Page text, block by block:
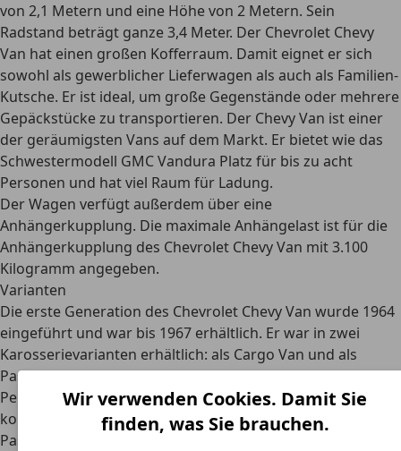
von 2,1 Metern und eine Höhe von 2 Metern. Sein
Radstand beträgt ganze 3,4 Meter. Der Chevrolet Chevy
Van hat einen großen Kofferraum. Damit eignet er sich
sowohl als gewerblicher Lieferwagen als auch als Familien-
Kutsche. Er ist ideal, um große Gegenstände oder mehrere
Gepäckstücke zu transportieren. Der Chevy Van ist einer
der geräumigsten Vans auf dem Markt. Er bietet wie das
Schwestermodell GMC Vandura Platz für bis zu acht
Personen und hat viel Raum für Ladung.
Der Wagen verfügt außerdem über eine
Anhängerkupplung. Die maximale Anhängelast ist für die
Anhängerkupplung des Chevrolet Chevy Van mit 3.100
Kilogramm angegeben.
Varianten
Die erste Generation des Chevrolet Chevy Van wurde 1964
eingeführt und war bis 1967 erhältlich. Er war in zwei
Karosserievarianten erhältlich: als Cargo Van und als
Passenger Van. Der Cargo Van bot Platz für bis zu drei
Personen und ist, wie der Name verrät, als Lieferwagen
konzipiert. Platz für bis zu acht Passagiere bot der
Passenger Van. Beide Versionen waren mit einem
Wir verwenden Cookies. Damit Sie
finden, was Sie brauchen.